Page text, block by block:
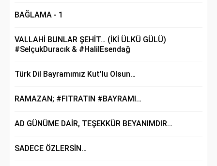
BAĞLAMA - 1
VALLAHİ BUNLAR ŞEHİT… (İKİ ÜLKÜ GÜLÜ)
#SelçukDuracık & #HalilEsendağ
Türk Dil Bayramımız Kut’lu Olsun…
RAMAZAN; #FITRATIN #BAYRAMI…
AD GÜNÜME DAİR, TEŞEKKÜR BEYANIMDIR…
SADECE ÖZLERSİN…